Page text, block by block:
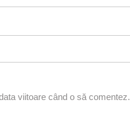
viitoare când o să comentez.